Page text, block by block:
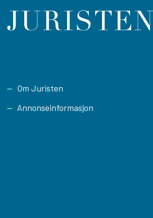
Footer
Om Juristen
Annonseinformasjon